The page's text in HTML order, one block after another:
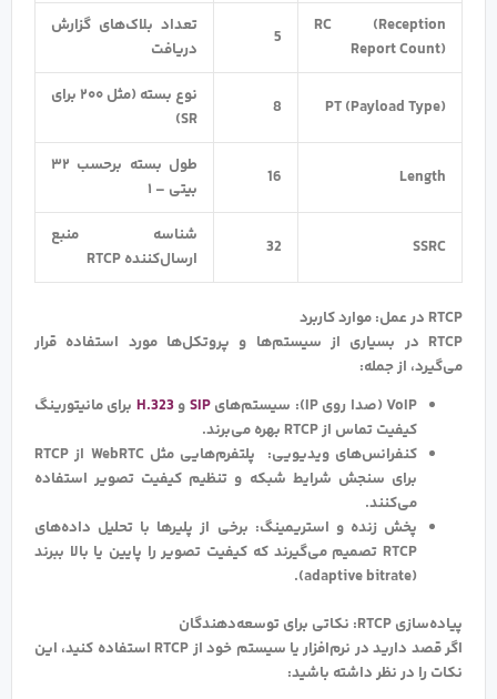
RC (Reception
Report Count)
5
تعداد بلاک‌های گزارش
دریافت
PT (Payload Type)
8
نوع بسته (مثل ۲۰۰ برای
SR)
Length
16
طول بسته برحسب ۳۲
بیتی – ۱
SSRC
32
شناسه منبع
ارسال‌کننده RTCP
RTCP در عمل: موارد کاربرد
RTCP در بسیاری از سیستم‌ها و پروتکل‌ها مورد استفاده قرار
می‌گیرد، از جمله:
VoIP (صدا روی IP): سیستم‌های
SIPوH.323 برای مانیتورینگ
کیفیت تماس از RTCP بهره می‌برند.
کنفرانس‌های ویدیویی: پلتفرم‌هایی مثل WebRTC از RTCP
برای سنجش شرایط شبکه و تنظیم کیفیت تصویر استفاده
می‌کنند.
پخش زنده و استریمینگ: برخی از پلیرها با تحلیل داده‌های
RTCP تصمیم می‌گیرند که کیفیت تصویر را پایین یا بالا ببرند
(adaptive bitrate).
پیاده‌سازی RTCP: نکاتی برای توسعه‌دهندگان
اگر قصد دارید در نرم‌افزار یا سیستم خود از RTCP استفاده کنید، این
نکات را در نظر داشته باشید: